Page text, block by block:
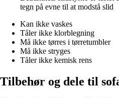
tegn på evne til at modstå slid
Kan ikke vaskes
Tåler ikke klorblegning
Må ikke tørres i tørretumbler
Må ikke stryges
Tåler ikke kemisk rens
Tilbehør og dele til